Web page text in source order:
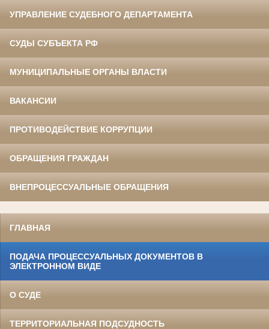
УПРАВЛЕНИЕ СУДЕБНОГО ДЕПАРТАМЕНТА
СУДЫ СУБЪЕКТА РФ
МУНИЦИПАЛЬНЫЕ ОРГАНЫ ВЛАСТИ
ВАКАНСИИ
ПРОТИВОДЕЙСТВИЕ КОРРУПЦИИ
ОБРАЩЕНИЯ ГРАЖДАН
ВНЕПРОЦЕССУАЛЬНЫЕ ОБРАЩЕНИЯ
ГЛАВНАЯ
ПОДАЧА ПРОЦЕССУАЛЬНЫХ ДОКУМЕНТОВ В
ЭЛЕКТРОННОМ ВИДЕ
О СУДЕ
ТЕРРИТОРИАЛЬНАЯ ПОДСУДНОСТЬ